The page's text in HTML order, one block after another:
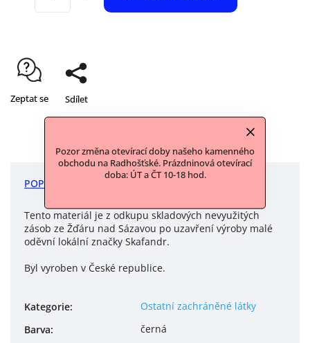
Pozor změna otevírací doby našeho kamenného
obchodu na Radhošťské. Prázdninová otevírací
doba: ÚT a ČT 10-18 hod.
Zeptat se Sdílet
POPIS
Tento materiál je z odkupu skladových nevyužitých
zásob ze Žďáru nad Sázavou po uzavření výroby malé
oděvní lokální značky Skafandr.
Byl vyroben v České republice.
Kategorie:
Ostatní zachráněné látky
Barva:
černá